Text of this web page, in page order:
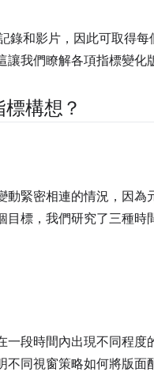
錄和影片，因此可取得
我們瞭解各項指標變化
構想？
動緊密相連的情況，因
標，我們研究了三種時
一段時間內出現不同程
不同視窗策略如何將版面